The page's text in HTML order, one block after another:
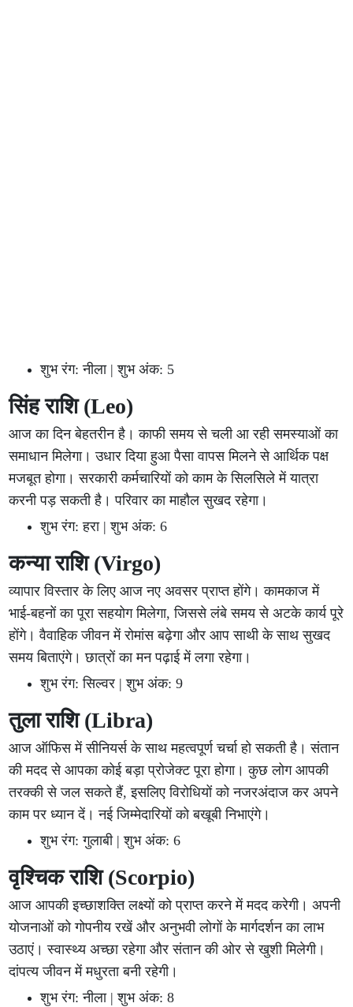
शुभ रंग: नीला | शुभ अंक: 5
सिंह राशि (Leo)
आज का दिन बेहतरीन है। काफी समय से चली आ रही समस्याओं का
समाधान मिलेगा। उधार दिया हुआ पैसा वापस मिलने से आर्थिक पक्ष
मजबूत होगा। सरकारी कर्मचारियों को काम के सिलसिले में यात्रा
करनी पड़ सकती है। परिवार का माहौल सुखद रहेगा।
शुभ रंग: हरा | शुभ अंक: 6
कन्या राशि (Virgo)
व्यापार विस्तार के लिए आज नए अवसर प्राप्त होंगे। कामकाज में
भाई-बहनों का पूरा सहयोग मिलेगा, जिससे लंबे समय से अटके कार्य पूरे
होंगे। वैवाहिक जीवन में रोमांस बढ़ेगा और आप साथी के साथ सुखद
समय बिताएंगे। छात्रों का मन पढ़ाई में लगा रहेगा।
शुभ रंग: सिल्वर | शुभ अंक: 9
तुला राशि (Libra)
आज ऑफिस में सीनियर्स के साथ महत्वपूर्ण चर्चा हो सकती है। संतान
की मदद से आपका कोई बड़ा प्रोजेक्ट पूरा होगा। कुछ लोग आपकी
तरक्की से जल सकते हैं, इसलिए विरोधियों को नजरअंदाज कर अपने
काम पर ध्यान दें। नई जिम्मेदारियों को बखूबी निभाएंगे।
शुभ रंग: गुलाबी | शुभ अंक: 6
वृश्चिक राशि (Scorpio)
आज आपकी इच्छाशक्ति लक्ष्यों को प्राप्त करने में मदद करेगी। अपनी
योजनाओं को गोपनीय रखें और अनुभवी लोगों के मार्गदर्शन का लाभ
उठाएं। स्वास्थ्य अच्छा रहेगा और संतान की ओर से खुशी मिलेगी।
दांपत्य जीवन में मधुरता बनी रहेगी।
शुभ रंग: नीला | शुभ अंक: 8